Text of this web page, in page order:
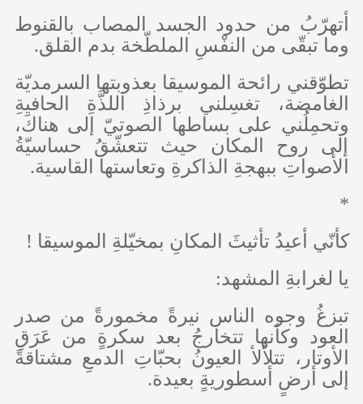
أتهرّبُ من حدود الجسد المصاب بالقنوط
وما تبقّى من النفْسِ الملطّخة بدم القلق.
تطوّقني رائحة الموسيقا بعذوبتها السرمديّة
الغامضة، تغسِلني برذاذِ اللذَّةِ الحافيةِ
وتحمِلُني على بساطها الصوتيّ إلى هناكَ،
إلى روح المكان حيث تتعشّقُ حساسيّةُ
الأصواتِ ببهجةِ الذاكرةِ وتعاستها القاسية.
*
كأنّي أعيدُ تأثيثَ المكانِ بمخيّلةِ الموسيقا !
يا لغرابةِ المشهد:
تبزغُ وجوه الناس نيرةً مخمورةً من صدر
العود وكأنها تتخارجُ بعد سكرةٍ من عَرَقِ
الأوتار، تتلألأ العيونُ بحبّاتِ الدمعِ مشتاقةً
إلى أرضٍ أسطوريةٍ بعيدة.